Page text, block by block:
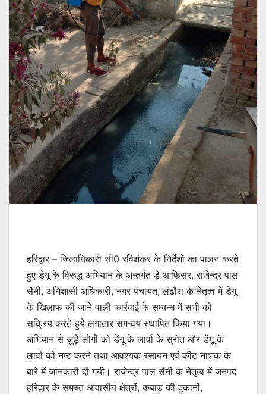
हरिद्वार – जिलाधिकारी सी0 रविशंकर के निर्देशों का पालन करते
हुए डेगू के विरूद्ध अभियान के अन्तर्गत डे आफिसर, राजेन्द्र पाल
सैनी, अधिशासी अधिकारी, नगर पंचायत, लंढौरा के नेतृत्व में डेंगू
के खिलाफ की जाने वाली कार्रवाई के सम्बन्ध में सभी को
सक्रिय करते हुये लगातार समन्वय स्थापित किया गया।
अभियान से जुड़े लोगों को डेंगू के लार्वा के स्रोत और डेंगू के
लार्वा को नष्ट करने तथा आवश्यक रसायन एवं कीट नाशक के
बारे में जानकारी दी गयी। राजेन्द्र पाल सैनी के नेतृत्व में जनपद
हरिद्वार के समस्त आवासीय क्षेत्रों, कबाड़ की दुकानों,